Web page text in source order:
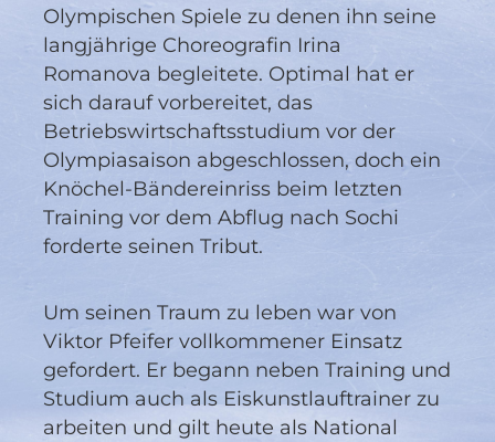
Olympischen Spiele zu denen ihn seine
langjährige Choreografin Irina
Romanova begleitete. Optimal hat er
sich darauf vorbereitet, das
Betriebswirtschaftsstudium vor der
Olympiasaison abgeschlossen, doch ein
Knöchel-Bändereinriss beim letzten
Training vor dem Abflug nach Sochi
forderte seinen Tribut.
Um seinen Traum zu leben war von
Viktor Pfeifer vollkommener Einsatz
gefordert. Er begann neben Training und
Studium auch als Eiskunstlauftrainer zu
arbeiten und gilt heute als National